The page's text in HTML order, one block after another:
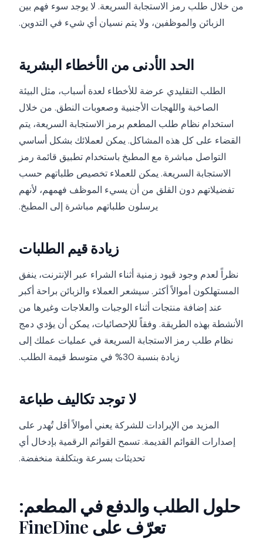
من خلال طلب رمز الاستجابة السريعة. لا يوجد سوء فهم بين
الزبائن والموظفين، ولا يتم نسيان أي شيء في التدوين.
الحد الأدنى من الأخطاء البشرية
الطلب التقليدي عرضة للأخطاء لعدة أسباب، مثل البيئة
الصاخبة واللهجات الأجنبية وصعوبات النطق. من خلال
استخدام نظام طلب المطعم برمز الاستجابة السريعة، يتم
القضاء على كل هذه المشاكل. يمكن لعملائك بشكل أساسي
التواصل مباشرة مع المطبخ باستخدام تطبيق قائمة رمز
الاستجابة السريعة. يمكن للعملاء تخصيص طلباتهم حسب
تفضيلاتهم دون القلق من أن يسيء الموظف فهمهم، لأنهم
يرسلون طلباتهم مباشرة إلى المطبخ.
زيادة قيم الطلبات
نظراً لعدم وجود قيود زمنية أثناء الشراء عبر الإنترنت، ينفق
المستهلكون أموالاً أكثر. سيشعر العملاء والزبائن براحة أكبر
عند إضافة منتجات أثناء الوجبات والعلاجات وغيرها من
الأنشطة بهذه الطريقة. وفقاً للإحصائيات، يمكن أن يؤدي دمج
نظام طلب رمز الاستجابة السريعة في عمليات عملك إلى
زيادة بنسبة 30% في متوسط قيمة الطلب.
لا توجد تكاليف طباعة
المزيد من الإيرادات للشركة يعني أموالاً أقل تُهدر على
إصدارات القوائم القديمة. تسمح القوائم الرقمية بإدخال أي
تحديثات بسرعة وبتكلفة منخفضة.
حلول الطلب والدفع في المطعم:
تعرّف على FineDine